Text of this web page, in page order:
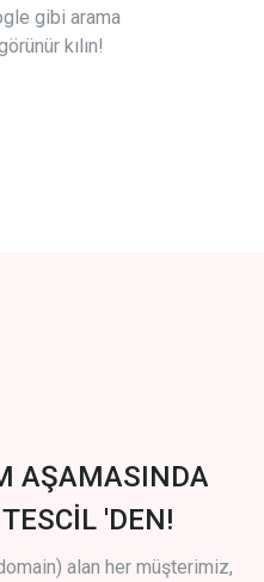
gibi arama
kılın!
AŞAMASINDA
'DEN!
alan her müşterimiz,